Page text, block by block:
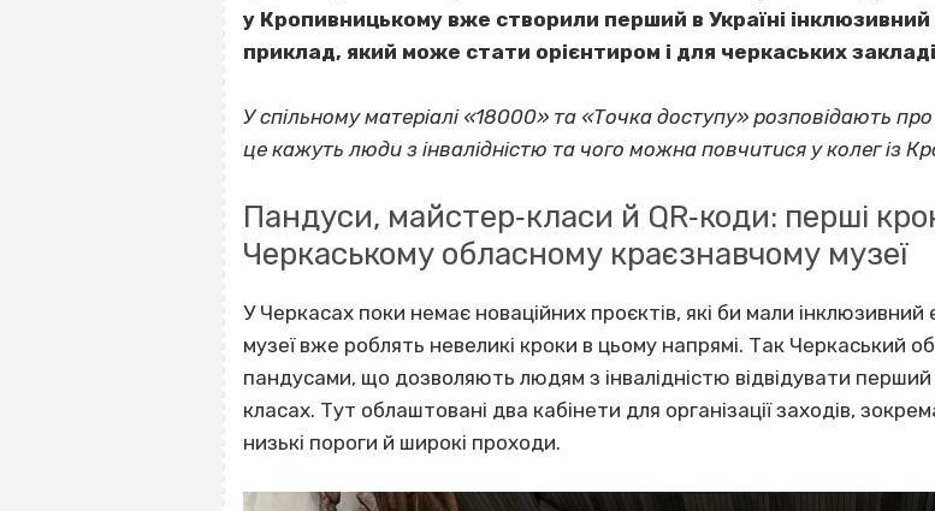
у Кропивницькому вже створили перший в Україні
приклад, який може стати орієнтиром і для черкаських
У спільному матеріалі «18000» та «Точка доступу» розповідають
це кажуть люди з інвалідністю та чого можна повчитися у колег із
Пандуси, майстер‐класи й QR‐коди: перші
Черкаському обласному краєзнавчому музеї
У Черкасах поки немає новаційних проєктів, які би мали
музеї вже роблять невеликі кроки в цьому напрямі. Так Черкаський
пандусами, що дозволяють людям з інвалідністю відвідувати
класах. Тут облаштовані два кабінети для організації заходів,
низькі пороги й широкі проходи.